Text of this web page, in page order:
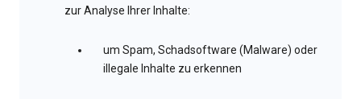
zur Analyse Ihrer Inhalte:
um Spam, Schadsoftware (Malware) oder
illegale Inhalte zu erkennen